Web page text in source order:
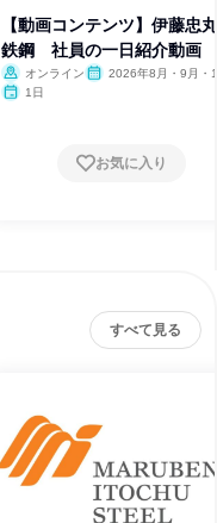
【動画コンテンツ】伊藤忠
鉄鋼 社員の一日紹介動画
オンライン
2026年8月・9月・
1日
お気に入り
すべて見る